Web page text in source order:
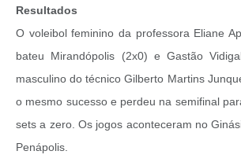
Resultados
O voleibol feminino da professora Eliane
bateu Mirandópolis (2x0) e Gastão
masculino do técnico Gilberto Martins
o mesmo sucesso e perdeu na semifinal
sets a zero. Os jogos aconteceram no
Penápolis.